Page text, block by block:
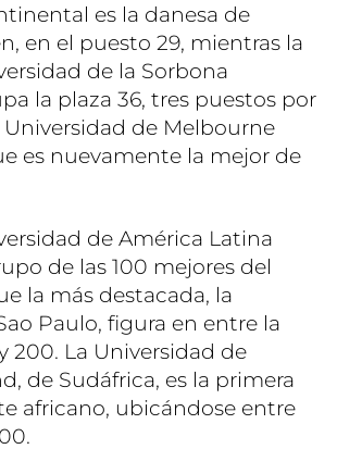
es la danesa de
en el puesto 29, mientras la
de la Sorbona
la plaza 36, tres puestos por
de Melbourne
es nuevamente la mejor de
de América Latina
de las 100 mejores del
la más destacada, la
Paulo, figura en entre la
200. La Universidad de
de Sudáfrica, es la primera
africano, ubicándose entre